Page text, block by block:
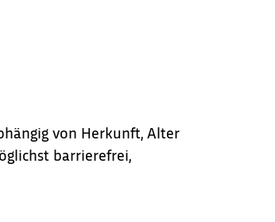
von Herkunft, Alter
barrierefrei,